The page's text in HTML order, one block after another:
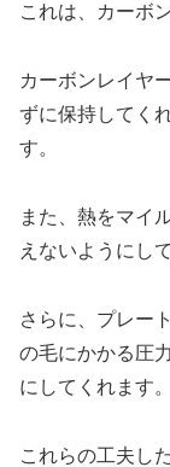
これは、カーボ
カーボンレイヤ
ずに保持してく
す。
また、熱をマイ
えないようにし
さらに、プレー
の毛にかかる圧
にしてくれます。
これらの工夫し